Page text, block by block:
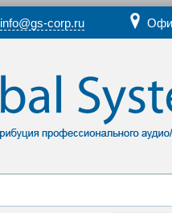
info@gs-corp.ru